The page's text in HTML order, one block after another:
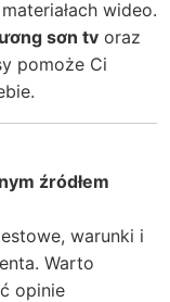
wideo.
sơn tv oraz
pomoże Ci
źródłem
warunki i
Warto
opinie